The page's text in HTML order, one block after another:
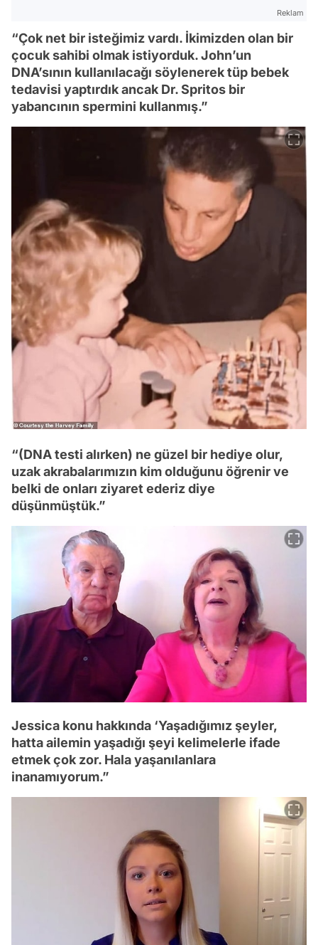
Reklam
“Çok net bir isteğimiz vardı. İkimizden olan bir
çocuk sahibi olmak istiyorduk. John’un
DNA’sının kullanılacağı söylenerek tüp bebek
tedavisi yaptırdık ancak Dr. Spritos bir
yabancının spermini kullanmış.”
“(DNA testi alırken) ne güzel bir hediye olur,
uzak akrabalarımızın kim olduğunu öğrenir ve
belki de onları ziyaret ederiz diye
düşünmüştük.”
Jessica konu hakkında ‘Yaşadığımız şeyler,
hatta ailemin yaşadığı şeyi kelimelerle ifade
etmek çok zor. Hala yaşanılanlara
inanamıyorum.”